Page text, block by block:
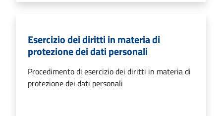
Esercizio dei diritti in materia di
protezione dei dati personali
Procedimento di esercizio dei diritti in materia di
protezione dei dati personali